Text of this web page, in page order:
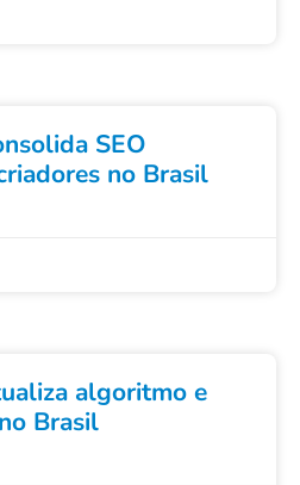
SEO
no Brasil
algoritmo e
Brasil